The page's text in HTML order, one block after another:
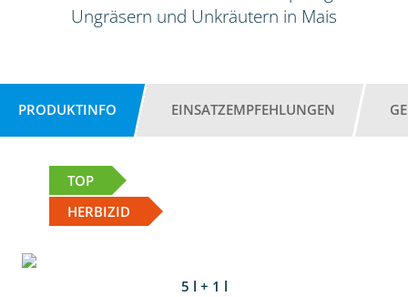
Ungräsern und Unkräutern in Mais
PRODUKTINFO EINSATZEMPFEHLUNGEN
TOP
HERBIZID
5 l + 1 l